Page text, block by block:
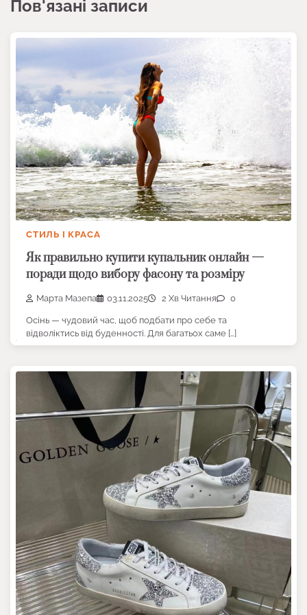
Пов'язані записи
СТИЛЬ І КРАСА
Як правильно купити купальник онлайн —
поради щодо вибору фасону та розміру
Марта Мазепа 03.11.2025 2 Хв Читання 0
Осінь — чудовий час, щоб подбати про себе та
відволіктись від буденності. Для багатьох саме […]